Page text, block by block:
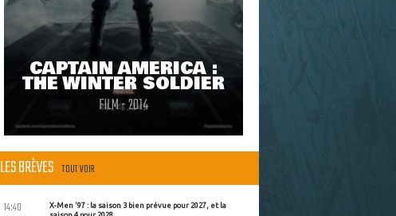
CAPTAIN AMERICA :
THE WINTER SOLDIER
FILM - 2014
LES BRÈVES TOUT VOIR
X-Men '97 : la saison 3 bien prévue pour 2027, et la
14:40